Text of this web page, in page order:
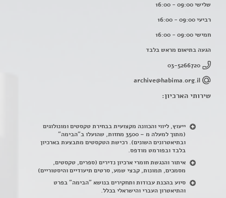
שלישי 09:00 - 16:00
רביעי 09:00 - 16:00
חמישי 09:00 - 16:00
הגעה בתיאום מראש בלבד
03-5266720
archive@habima.org.il
שירותי הארכיון:
ייעוץ, ליווי והכוונה מקצועית בבחירת טקסטים ומונולוגים
(מתוך למעלה מ – 3500 מחזות, שהועלו ב"הבימה"
ובתיאטרונים השונים). רכישת הטקסטים מתבצעת בארכיון
בלבד ובפורמט מודפס.
איתור והנגשת חומרי ארכיון נדירים (ספרים, טקסטים,
מסמכים, תמונות, קבצי שמע, סרטים תיעודיים והיסטוריים)
סיוע בהכנת עבודות ותחקירים בנושא "הבימה" בפרט
והתיאטרון העברי והישראלי בכלל.